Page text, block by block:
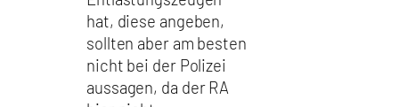
hat, diese angeben,
sollten aber am besten
nicht bei der Polizei
aussagen, da der RA